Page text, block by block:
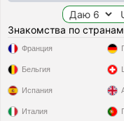
Знакомства по странам
Франция
Бельгия
Испания
Италия